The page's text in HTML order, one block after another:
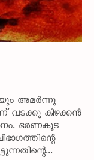
അമർന്നു
കിഴക്കൻ
ഭരണകൂട